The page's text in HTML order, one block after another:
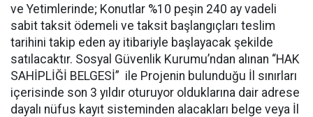
ve Yetimlerinde; Konutlar %10 peşin 240 ay vadeli
sabit taksit ödemeli ve taksit başlangıçları teslim
tarihini takip eden ay itibariyle başlayacak şekilde
satılacaktır. Sosyal Güvenlik Kurumu’ndan alınan “HAK
SAHİPLİĞİ BELGESİ” ile Projenin bulunduğu İl sınırları
içerisinde son 3 yıldır oturuyor olduklarına dair adrese
dayalı nüfus kayıt sisteminden alacakları belge veya İl